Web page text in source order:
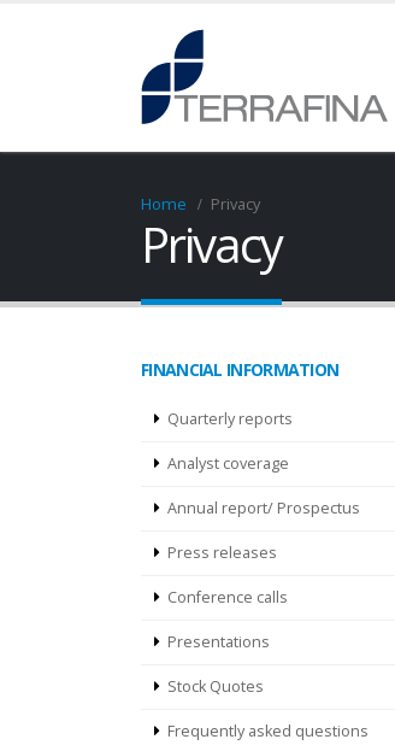
Home Privacy
Privacy
FINANCIAL INFORMATION
Quarterly reports
Analyst coverage
Annual report/ Prospectus
Press releases
Conference calls
Presentations
Stock Quotes
Frequently asked questions